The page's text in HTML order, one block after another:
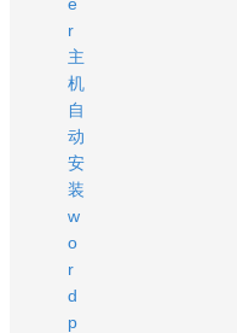
r
主
机
自
动
安
装
w
o
r
d
p